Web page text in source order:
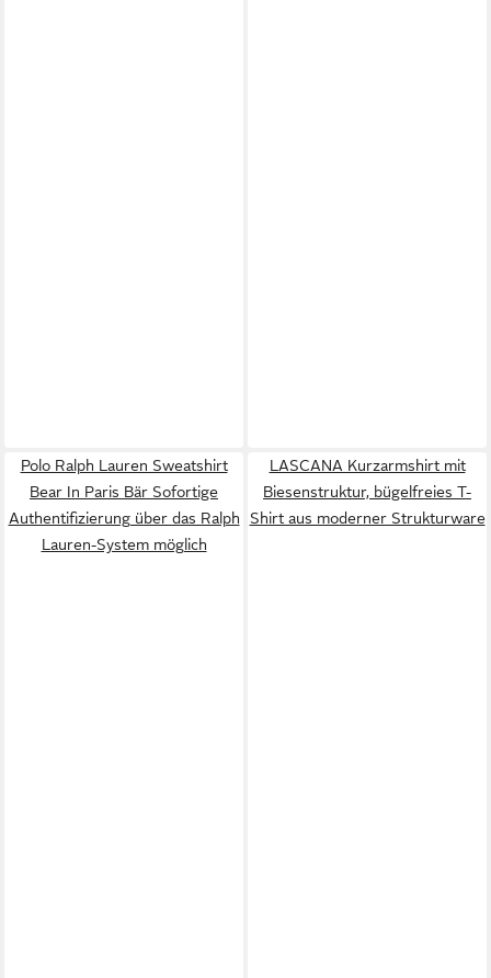
Polo Ralph Lauren Sweatshirt
Bear In Paris Bär Sofortige
Authentifizierung über das Ralph
Lauren-System möglich
LASCANA Kurzarmshirt mit
Biesenstruktur, bügelfreies T-
Shirt aus moderner Strukturware